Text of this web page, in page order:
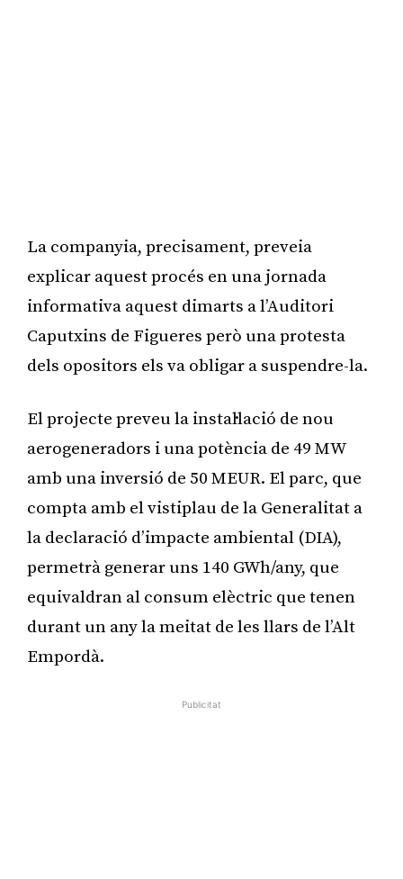
La companyia, precisament, preveia
explicar aquest procés en una jornada
informativa aquest dimarts a l’Auditori
Caputxins de Figueres però una protesta
dels opositors els va obligar a suspendre-la.
El projecte preveu la instal·lació de nou
aerogeneradors i una potència de 49 MW
amb una inversió de 50 MEUR. El parc, que
compta amb el vistiplau de la Generalitat a
la declaració d’impacte ambiental (DIA),
permetrà generar uns 140 GWh/any, que
equivaldran al consum elèctric que tenen
durant un any la meitat de les llars de l’Alt
Empordà.
Publicitat